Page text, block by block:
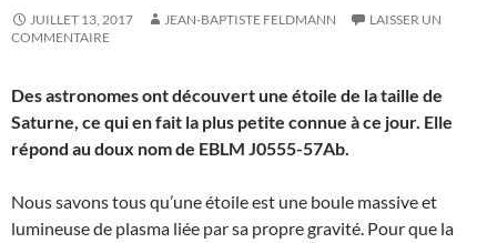
JUILLET 13, 2017 JEAN-BAPTISTE FELDMANN
LAISSER UN
COMMENTAIRE
Des astronomes ont découvert une étoile de la taille de
Saturne, ce qui en fait la plus petite connue à ce jour. Elle
répond au doux nom de EBLM J0555-57Ab.
Nous savons tous qu’une étoile est une boule massive et
lumineuse de plasma liée par sa propre gravité. Pour que la